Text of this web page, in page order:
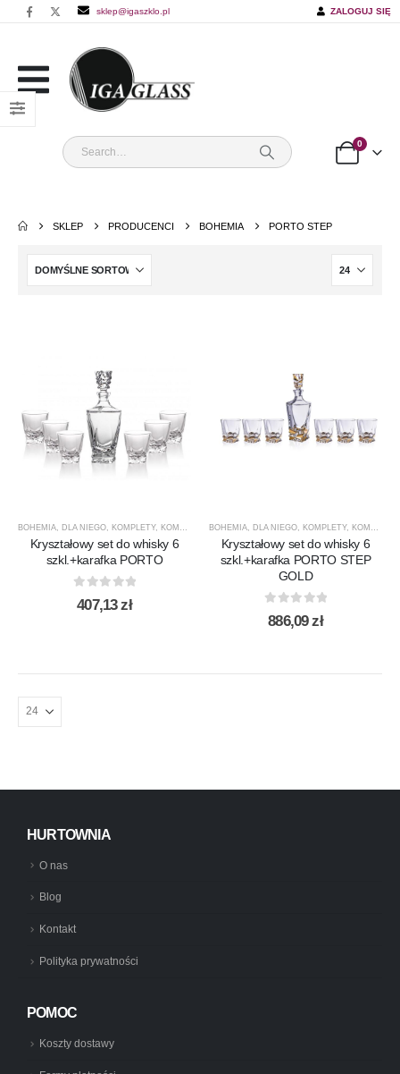
sklep@igaszklo.pl ZALOGUJ SIĘ
0
SKLEP PRODUCENCI BOHEMIA PORTO STEP
BOHEMIA, DLA NIEGO, KOMPLETY, KOMPLETY DO WHISKY ,PORTO STEP,PREZENTY,
Kryształowy set do whisky 6
szkl.+karafka PORTO
out of 5
407,13zł
BOHEMIA, DLA NIEGO, KOMPLETY, KOMPLETY DO WHISKY
Kryształowy set do whisky 6
szkl.+karafka PORTO STEP
GOLD
0out of 5
886,09zł
HURTOWNIA
O nas
Blog
Kontakt
Polityka prywatności
POMOC
Koszty dostawy